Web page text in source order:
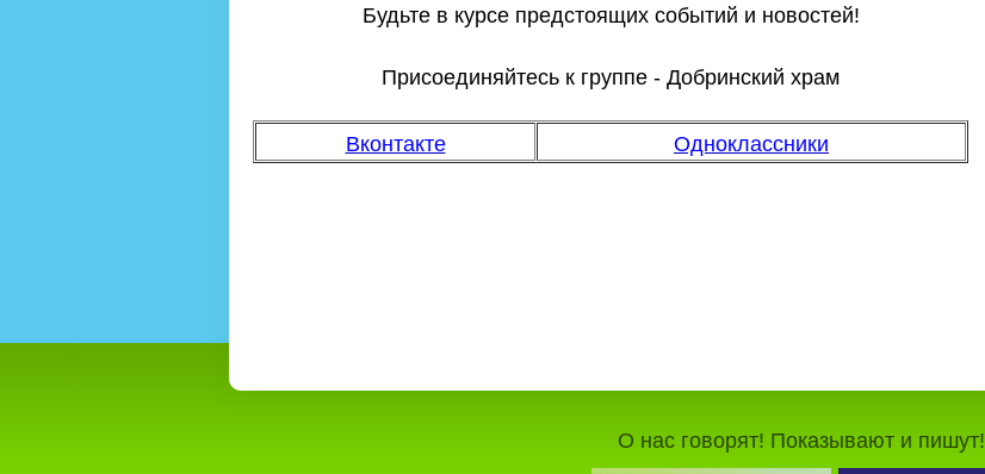
Будьте в курсе предстоящих событий и новостей!
Присоединяйтесь к группе - Добринский храм
Вконтакте Одноклассники
О нас говорят! Показывают и пишут!